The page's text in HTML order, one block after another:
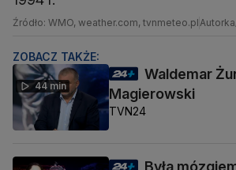
Źródło: WMO, weather.com, tvnmeteo.pl
ZOBACZ TAKŻE:
44 min
Waldemar
Magierowski
TVN24